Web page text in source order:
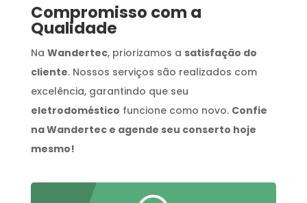
Compromisso com a
Qualidade
Na Wandertec, priorizamos a satisfação do
cliente. Nossos serviços são realizados com
excelência, garantindo que seu
eletrodoméstico funcione como novo. Confie
na Wandertec e agende seu conserto hoje
mesmo!